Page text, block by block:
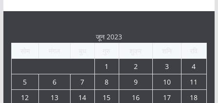
जून 2023
1
2 3
4
5
6 7 8 9 10
11
12
13 14 15 16 17 18